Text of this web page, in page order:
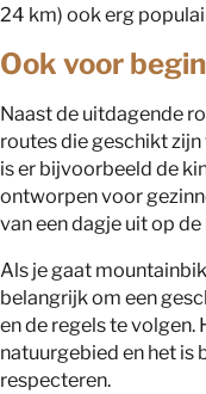
24 km) ook erg
Ook voor
Naast de uitdagende
routes die geschikt
is er bijvoorbeeld de
ontworpen voor
van een dagje uit op
Als je gaat
belangrijk om een
en de regels te volgen.
natuurgebied en het is
respecteren.